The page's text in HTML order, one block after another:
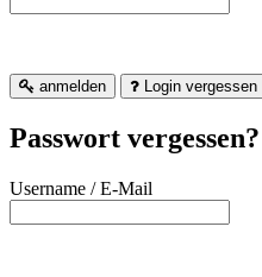
anmelden Login vergessen
Passwort vergessen?
Username / E-Mail